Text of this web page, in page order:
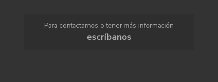
Para contactarnos o tener más información
escríbanos